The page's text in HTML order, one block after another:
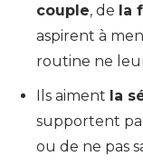
couple, de la
aspirent à
routine ne
Ils aiment la
supportent
ou de ne pas